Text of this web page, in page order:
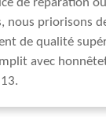
de réparation
nous priorisons
de qualité
avec